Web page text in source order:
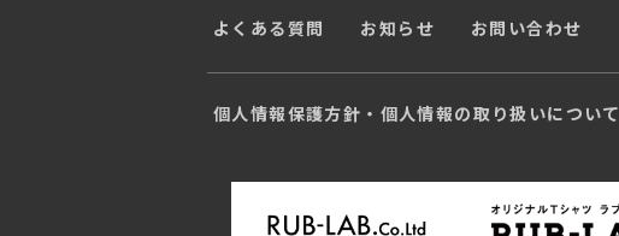
よくある質問
お知らせ お問い合わせ
個人情報保護方針・個人情報の取り扱いについて